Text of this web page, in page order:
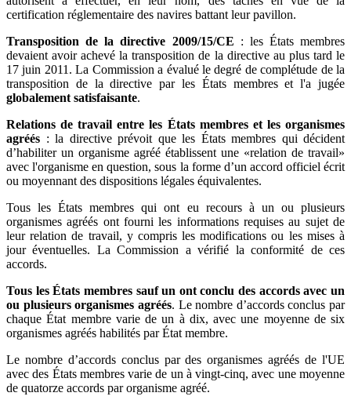
certification réglementaire des navires battant leur pavillon.
Transposition de la directive 2009/15/CE : les États membres
devaient avoir achevé la transposition de la directive au plus tard le
17 juin 2011. La Commission a évalué le degré de complétude de la
transposition de la directive par les États membres et l'a jugée
globalement satisfaisante.
Relations de travail entre les États membres et les organismes
agréés : la directive prévoit que les États membres qui décident
d’habiliter un organisme agréé établissent une «relation de travail»
avec l'organisme en question, sous la forme d’un accord officiel écrit
ou moyennant des dispositions légales équivalentes.
Tous les États membres qui ont eu recours à un ou plusieurs
organismes agréés ont fourni les informations requises au sujet de
leur relation de travail, y compris les modifications ou les mises à
jour éventuelles. La Commission a vérifié la conformité de ces
accords.
Tous les États membres sauf un ont conclu des accords avec un
ou plusieurs organismes agréés. Le nombre d’accords conclus par
chaque État membre varie de un à dix, avec une moyenne de six
organismes agréés habilités par État membre.
Le nombre d’accords conclus par des organismes agréés de l'UE
avec des États membres varie de un à vingt-cinq, avec une moyenne
de quatorze accords par organisme agréé.